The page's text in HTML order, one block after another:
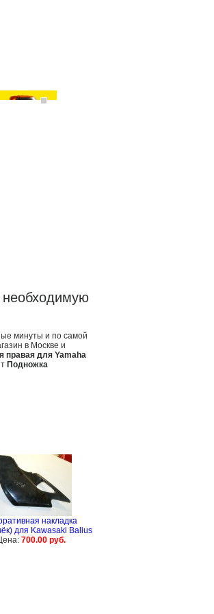
необходимую
минуты и по самой
в Москве и
правая для Yamaha
Подножка
накладка
для Kawasaki Balius
700.00 руб.